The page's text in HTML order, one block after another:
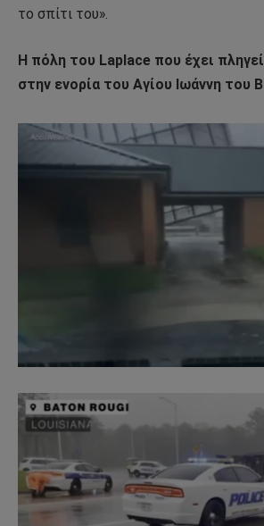
το σπίτι του».
Η πόλη του Laplace που έχει
στην ενορία του Αγίου Ιωάννη του